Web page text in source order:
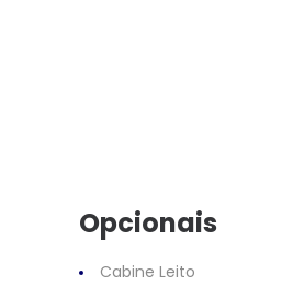
Opcionais
Cabine Leito